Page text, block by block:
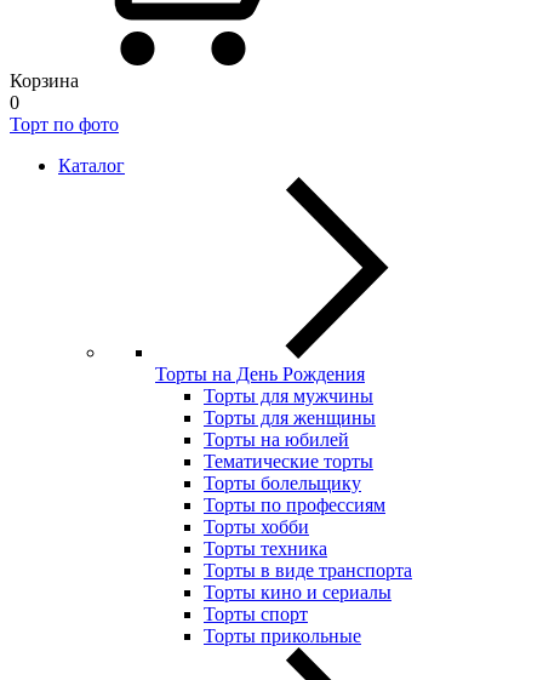
Корзина
0
Торт по фото
Каталог
Торты на День Рождения
Торты для мужчины
Торты для женщины
Торты на юбилей
Тематические торты
Торты болельщику
Торты по профессиям
Торты хобби
Торты техника
Торты в виде транспорта
Торты кино и сериалы
Торты спорт
Торты прикольные